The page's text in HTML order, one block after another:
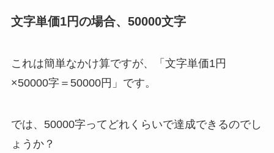
文字単価1円の場合、50000文字
これは簡単なかけ算ですが、「文字単価1円
×50000字＝50000円」です。
では、50000字ってどれくらいで達成できるのでし
ょうか？